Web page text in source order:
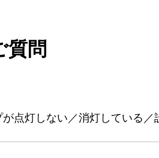
質問
点灯しない／消灯している／